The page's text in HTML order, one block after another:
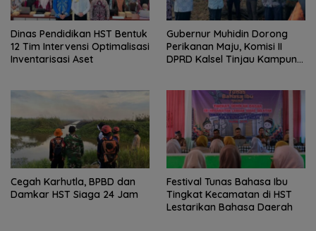
Dinas Pendidikan HST Bentuk
12 Tim Intervensi Optimalisasi
Inventarisasi Aset
Gubernur Muhidin Dorong
Perikanan Maju, Komisi II
DPRD Kalsel Tinjau Kampung
Cegah Karhutla, BPBD dan
Damkar HST Siaga 24 Jam
Festival Tunas Bahasa Ibu
Tingkat Kecamatan di HST
Lestarikan Bahasa Daerah